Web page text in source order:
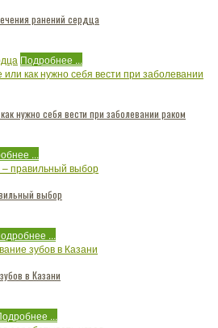
ранений сердца
Подробнее ...
нужно себя вести при заболевании раком
...
выбор
...
в Казани
...